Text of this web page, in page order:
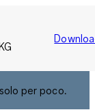
per poco.